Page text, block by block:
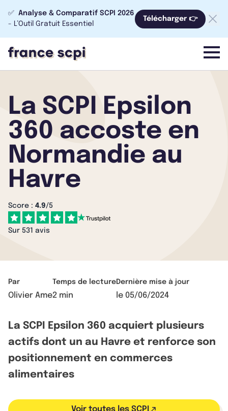
✅ Analyse & Comparatif SCPI 2026
- L’Outil Gratuit Essentiel
Télécharger 👉
menu
La SCPI Epsilon
360 accoste en
Normandie au
Havre
Score : 4.9/5
Sur 531 avis
Par
Olivier Ame
Temps de lecture
2 min
Dernière mise à jour
le 05/06/2024
La SCPI Epsilon 360 acquiert plusieurs
actifs dont un au Havre et renforce son
positionnement en commerces
alimentaires
Voir toutes les SCPI